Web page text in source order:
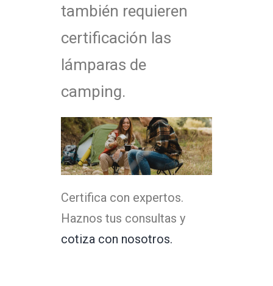
también requieren
certificación las
lámparas de
camping.
Certifica con expertos.
Haznos tus consultas y
cotiza con nosotros.